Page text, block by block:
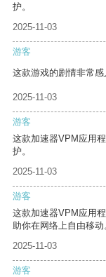
护。
2025-11-03
游客
这款游戏的剧情非常感
2025-11-03
游客
这款加速器VPM应用
护。
2025-11-03
游客
这款加速器VPM应用
助你在网络上自由移动
2025-11-03
游客